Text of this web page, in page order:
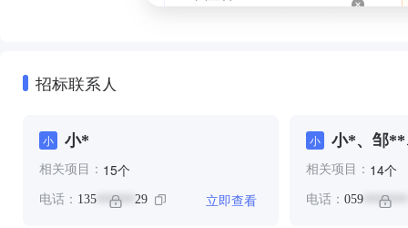
招标联系人
小 小*
相关项目： 15个
电话： 135 ****** 29 立即查看
小 小*、邹
相关项目： 14个
电话： 059*******